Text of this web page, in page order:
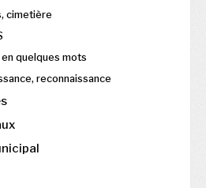
cimetière
quelques mots
reconnaissance